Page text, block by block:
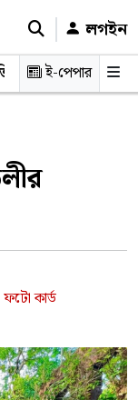
লগইন
অর্থনীতি
ই-পেপার
ফটো কার্ড